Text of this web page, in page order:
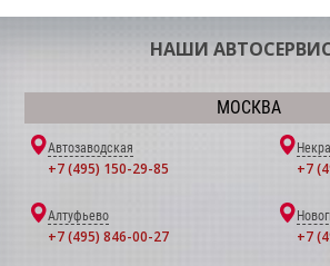
НАШИ
МОСКВА
Автозаводская
+7 (495) 150-29-85 +7
Алтуфьево
+7 (495) 846-00-27 +7